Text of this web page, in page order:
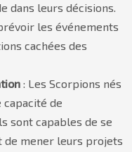
dans leurs décisions.
les événements
cachées des
: Les Scorpions nés
capacité de
sont capables de se
mener leurs projets